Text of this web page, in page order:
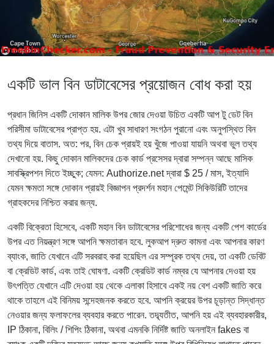
একটি ভাল বিন ডাটাবেসের প্রয়োজন বোধ করা হয়
প্রধান জিনিস একটি দোকান মালিক উপর জোর দেওয়া উচিত একটি আপ টু ডেট বিন
পরিসীমা ডাটাবেসের প্রাপ্ত হয়. এটা খুব সাধারণ সংগঠন পুরানো এবং অনুপস্থিত বিন
তথ্য দিয়ে বাতাস. অত: পর, বিন চেক প্রায়ই হয় খুঁজে পাওয়া যায়নি অথবা ভুল তথ্য
দেখানো হয়. কিছু দোকান মালিকদের চেক কার্ড প্রসেসর দ্বারা সম্পন্ন আছে মাসিক
সাবস্ক্রিপশন দিতে ইচ্ছুক; যেমন: Authorize.net দ্বারা $ 25 / মাস, ইত্যাদি
যেমন ক্ষমতা সঙ্গে দোকান প্রায়ই বিজ্ঞাপন প্রদর্শন মহান পেমেন্ট সিকিউরিটি তাদের
গ্রাহকদের নিশ্চিত করার জন্য.
একটি বিক্রেতা হিসেবে, একটি মহান বিন ডাটাবেসের পরিশোধের জন্য একটি পেশ কার্ডের
উপর এত নিয়ন্ত্রণ সঙ্গে আপনি ক্ষমতাবান হবে. লুকআপ দ্রুত কামনা এবং আপনার কারণ
ব্যাংক, জাতি যেখানে এটি সরবরাহ করা হয়েছিল এর সম্পূরক তথ্য দেয়, তা একটি ডেবিট
বা ক্রেডিট কার্ড, এবং তাই ঘোষণা. একটি ক্রেডিট কার্ড নম্বর যে আপনার দেওয়া হয়
উৎপত্তি যেখানে এটি দেওয়া হয় থেকে এলাকা হিসাবে একই নয় বেশ একটি জাতি করে
থাকে তাহলে এই বিনিময় সন্দেহজনক করতে হবে. আপনি ক্রয়ের উপর চূড়ান্ত সিদ্ধান্ত
নেওয়ার জন্য ফলাফলের ব্যবহার করতে পারেন. তদ্ব্যতীত, আপনি হয় এই ব্যবহারকারীর,
IP ঠিকানা, বিলিং / শিপিং ঠিকানা, অথবা এমনকি নির্দিষ্ট জাতি অনলাইন fakes বা